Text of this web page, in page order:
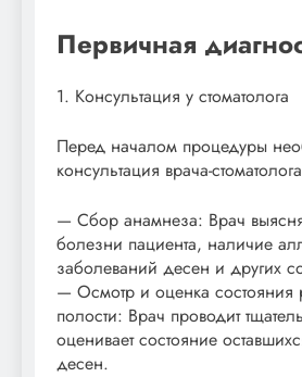
Первичная
1. Консультация у стоматолога
Перед началом процедуры
консультация врача-
— Сбор анамнеза: Врач
болезни пациента, наличие
заболеваний десен и других
— Осмотр и оценка состояния
полости: Врач проводит
оценивает состояние
десен.